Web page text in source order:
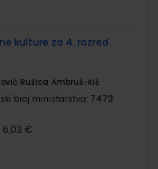
kulture za 4. razred
Ružica Ambruš-Kiš
broj ministarstva: 7473
6,03 €